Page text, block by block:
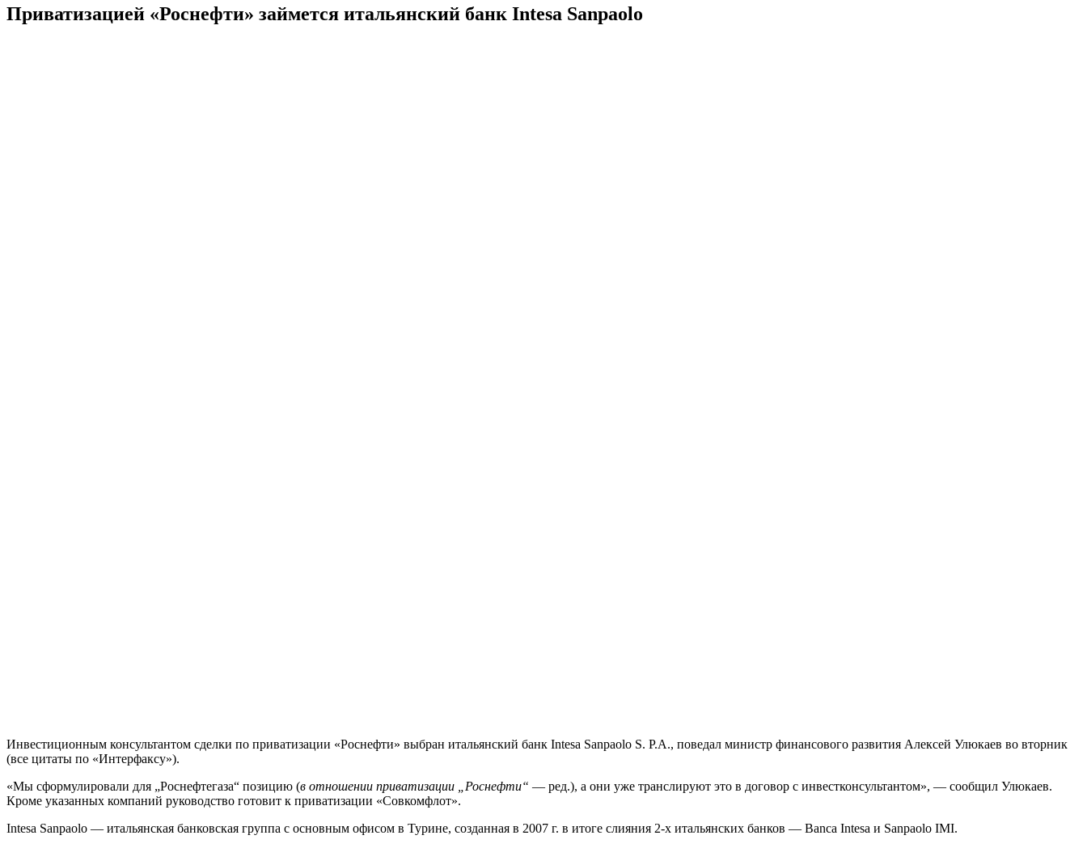
Приватизацией «Роснефти» займется итальянский банк Intesa Sanpaolo
Инвестиционным консультантом сделки по приватизации «Роснефти» выбран итальянский банк Intesa Sanpaolo S. P.A., поведал министр финансового развития Алексей Улюкаев во вторник
(все цитаты по «Интерфаксу»).
«Мы сформулировали для „Роснефтегаза“ позицию (в отношении приватизации „Роснефти“ — ред.), а они уже транслируют это в договор с инвестконсультантом», — сообщил Улюкаев.
Кроме указанных компаний руководство готовит к приватизации «Совкомфлот».
Intesa Sanpaolo — итальянская банковская группа с основным офисом в Турине, созданная в 2007 г. в итоге слияния 2-х итальянских банков — Banca Intesa и Sanpaolo IMI.